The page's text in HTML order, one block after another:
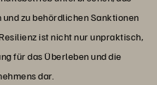
zu behördlichen Sanktionen
ist nicht nur unpraktisch,
für das Überleben und die
dar.